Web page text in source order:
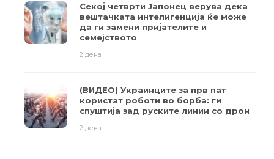
Секој четврти Јапонец верува дека
вештачката интелигенција ќе може
да ги замени пријателите и
семејството
2 дена
(ВИДЕО) Украинците за прв пат
користат роботи во борба: ги
спуштија зад руските линии со дрон
2 дена